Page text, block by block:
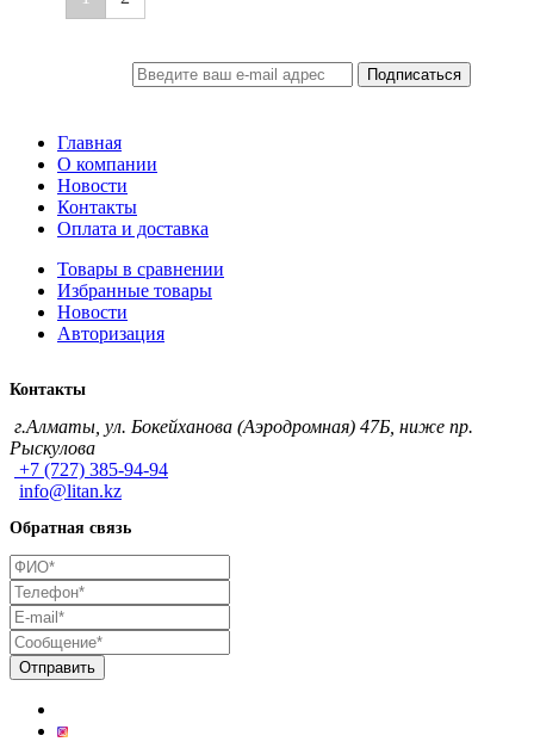
Подписаться
Главная
О компании
Новости
Контакты
Оплата и доставка
Товары в сравнении
Избранные товары
Новости
Авторизация
Контакты
г.Алматы, ул. Бокейханова (Аэродромная) 47Б, ниже пр.
Рыскулова
+7 (727) 385-94-94
info@litan.kz
Обратная связь